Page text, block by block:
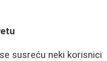
susreću neki korisnici